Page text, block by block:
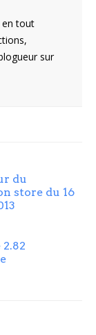
en tout
sur
du
store du 16